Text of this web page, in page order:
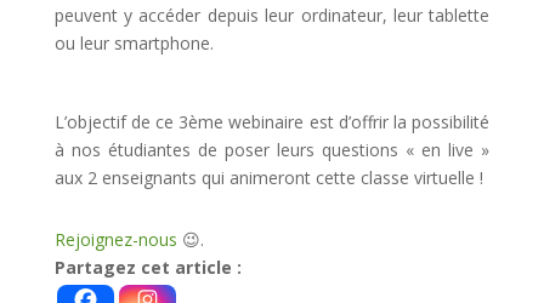
peuvent y accéder depuis leur ordinateur, leur tablette
ou leur smartphone.
L’objectif de ce 3ème webinaire est d’offrir la possibilité
à nos étudiantes de poser leurs questions « en live »
aux 2 enseignants qui animeront cette classe virtuelle !
Rejoignez-nous 😉.
Partagez cet article :